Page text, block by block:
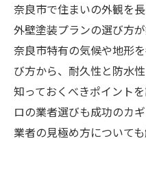
奈良市で住まいの外観を
外壁塗装プランの選び方
奈良市特有の気候や地形
び方から、耐久性と防水
知っておくべきポイント
ロの業者選びも成功のカ
業者の見極め方についても